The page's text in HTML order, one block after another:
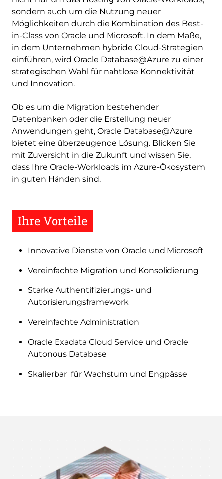
sondern auch um die Nutzung neuer
Möglichkeiten durch die Kombination des Best-
in-Class von Oracle und Microsoft. In dem Maße,
in dem Unternehmen hybride Cloud-Strategien
einführen, wird Oracle Database@Azure zu einer
strategischen Wahl für nahtlose Konnektivität
und Innovation.
Ob es um die Migration bestehender
Datenbanken oder die Erstellung neuer
Anwendungen geht, Oracle Database@Azure
bietet eine überzeugende Lösung. Blicken Sie
mit Zuversicht in die Zukunft und wissen Sie,
dass Ihre Oracle-Workloads im Azure-Ökosystem
in guten Händen sind.
Ihre Vorteile
Innovative Dienste von Oracle und Microsoft
Vereinfachte Migration und Konsolidierung
Starke Authentifizierungs- und
Autorisierungsframework
Vereinfachte Administration
Oracle Exadata Cloud Service und Oracle
Autonous Database
Skalierbar für Wachstum und Engpässe